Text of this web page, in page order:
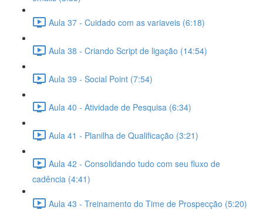
Aula 37 - Cuidado com as variaveis (6:18)
Aula 38 - Criando Script de ligação (14:54)
Aula 39 - Social Point (7:54)
Aula 40 - Atividade de Pesquisa (6:34)
Aula 41 - Planilha de Qualificação (3:21)
Aula 42 - Consolidando tudo com seu fluxo de
cadência (4:41)
Aula 43 - Treinamento do Time de Prospecção (5:20)